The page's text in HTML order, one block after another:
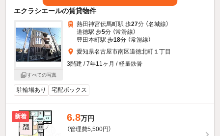
エクラシエールの賃貸物件
すべての写真
熱田神宮伝馬町駅 歩27分 （名城線）
道徳駅 歩5分 （常滑線）
豊田本町駅 歩18分 （常滑線）
愛知県名古屋市南区道徳北町１丁目
3階建 / 7年11ヶ月 / 軽量鉄骨
駐輪場あり 宅配ボックス
新着 6.8万円
（管理費5,500円）